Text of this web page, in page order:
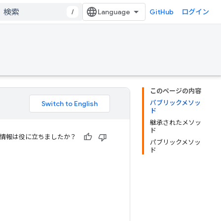
/ GitHub ログイン
このページの内容
パブリックメソッ
ド
継承されたメソッ
ド
パブリックメソッ
ド
報は役に立ちましたか？